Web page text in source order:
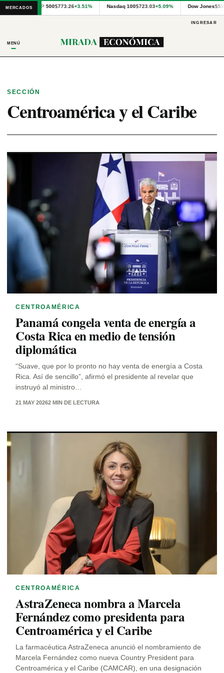
MERCADOSS&P 500$773.26+3.51% Nasdaq 100$723.03+5.09% Dow Jones
Cotizaciones
internacionales
Financial
Modeling
Prep
por
para
INGRESAR
MENÚ
SECCIÓN
Centroamérica y el Caribe
CENTROAMÉRICA
Panamá congela venta de energía a
Costa Rica en medio de tensión
diplomática
“Suave, que por lo pronto no hay venta de energía a Costa
Rica. Así de sencillo”, afirmó el presidente al revelar que
instruyó al ministro…
21 MAY 20262 MIN DE LECTURA
CENTROAMÉRICA
AstraZeneca nombra a Marcela
Fernández como presidenta para
Centroamérica y el Caribe
La farmacéutica AstraZeneca anunció el nombramiento de
Marcela Fernández como nueva Country President para
Centroamérica y el Caribe (CAMCAR), en una designación